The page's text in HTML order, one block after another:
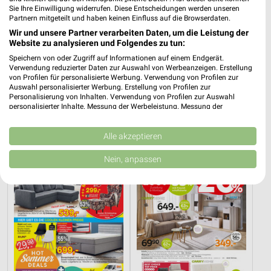
12,2 km
Wohnen Spezial
Gültig bis Fr. 14.08.
12,2 km
Dieter Knoll
Gültig bis Fr. 14.08.
XXXLutz
Sie Ihre Einwilligung widerrufen. Diese Entscheidungen werden unseren
Partnern mitgeteilt und haben keinen Einfluss auf die Browserdaten.
Wir und unsere Partner verarbeiten Daten, um die Leistung der
Website zu analysieren und Folgendes zu tun:
Speichern von oder Zugriff auf Informationen auf einem Endgerät.
Verwendung reduzierter Daten zur Auswahl von Werbeanzeigen. Erstellung
von Profilen für personalisierte Werbung. Verwendung von Profilen zur
Auswahl personalisierter Werbung. Erstellung von Profilen zur
Personalisierung von Inhalten. Verwendung von Profilen zur Auswahl
personalisierter Inhalte. Messung der Werbeleistung. Messung der
Kombinationen von Daten aus verschiedenen Quellen. Entwicklung und
Verbesserung der Angebote. Verwendung reduzierter Daten zur Auswahl
von Inhalten.
Daten können außerhalb der Europäischen Union weitergegeben und in die
USA gesendet werden.
Website/App.
Partnerliste anzeigen (1 IAB-Anbieter)
Wir nutzen Ihre Daten für folgende Zwecke:
IAB-Verarbeitungszwecke:
Speichern von oder Zugriff auf Informationen
auf einem Endgerät
Alle akzeptieren
Nein, anpassen